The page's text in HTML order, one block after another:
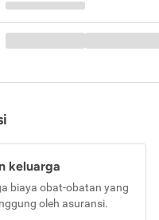
keluarga
biaya obat-obatan yang
oleh asuransi.